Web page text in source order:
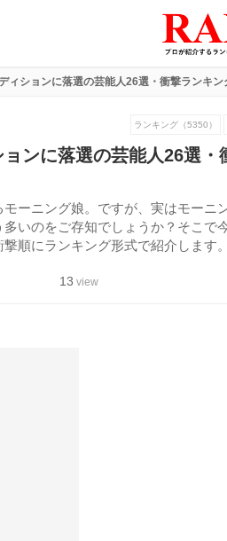
ィションに落選の芸能人26選・衝撃ランキン
ランキング（5350）
ンに落選の芸能人26選・
ーニング娘。ですが、実はモーニ
いのをご存知でしょうか？そこで
順にランキング形式で紹介します。
13 view